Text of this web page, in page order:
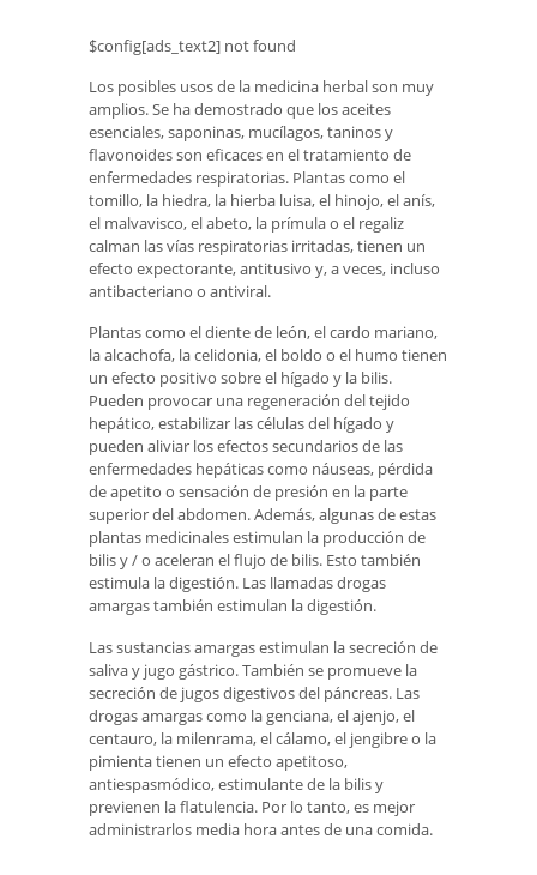
$config[ads_text2] not found
Los posibles usos de la medicina herbal son muy
amplios. Se ha demostrado que los aceites
esenciales, saponinas, mucílagos, taninos y
flavonoides son eficaces en el tratamiento de
enfermedades respiratorias. Plantas como el
tomillo, la hiedra, la hierba luisa, el hinojo, el anís,
el malvavisco, el abeto, la prímula o el regaliz
calman las vías respiratorias irritadas, tienen un
efecto expectorante, antitusivo y, a veces, incluso
antibacteriano o antiviral.
Plantas como el diente de león, el cardo mariano,
la alcachofa, la celidonia, el boldo o el humo tienen
un efecto positivo sobre el hígado y la bilis.
Pueden provocar una regeneración del tejido
hepático, estabilizar las células del hígado y
pueden aliviar los efectos secundarios de las
enfermedades hepáticas como náuseas, pérdida
de apetito o sensación de presión en la parte
superior del abdomen. Además, algunas de estas
plantas medicinales estimulan la producción de
bilis y / o aceleran el flujo de bilis. Esto también
estimula la digestión. Las llamadas drogas
amargas también estimulan la digestión.
Las sustancias amargas estimulan la secreción de
saliva y jugo gástrico. También se promueve la
secreción de jugos digestivos del páncreas. Las
drogas amargas como la genciana, el ajenjo, el
centauro, la milenrama, el cálamo, el jengibre o la
pimienta tienen un efecto apetitoso,
antiespasmódico, estimulante de la bilis y
previenen la flatulencia. Por lo tanto, es mejor
administrarlos media hora antes de una comida.